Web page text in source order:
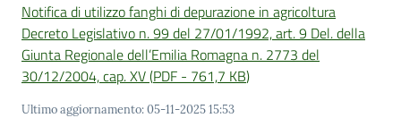
Seguici
su
Notifica di utilizzo fanghi di depurazione in agricoltura
Decreto Legislativo n. 99 del 27/01/1992, art. 9 Del. della
Giunta Regionale dell’Emilia Romagna n. 2773 del
30/12/2004, cap. XV(PDF - 761,7 KB)
Ultimo aggiornamento:05-11-2025 15:53